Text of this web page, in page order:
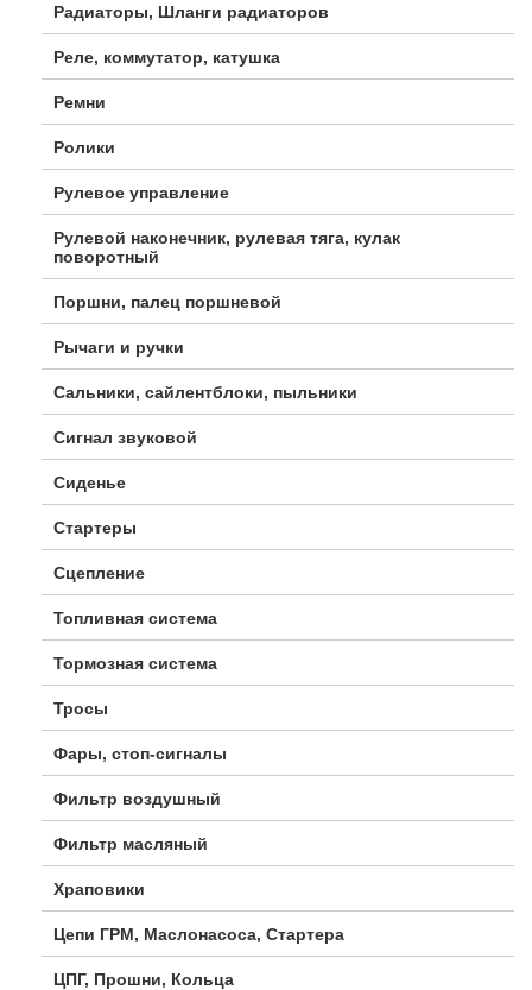
Радиаторы, Шланги радиаторов
Реле, коммутатор, катушка
Ремни
Ролики
Рулевое управление
Рулевой наконечник, рулевая тяга, кулак
поворотный
Поршни, палец поршневой
Рычаги и ручки
Сальники, сайлентблоки, пыльники
Сигнал звуковой
Сиденье
Стартеры
Сцепление
Топливная система
Тормозная система
Тросы
Фары, стоп-сигналы
Фильтр воздушный
Фильтр масляный
Храповики
Цепи ГРМ, Маслонасоса, Стартера
ЦПГ, Прошни, Кольца